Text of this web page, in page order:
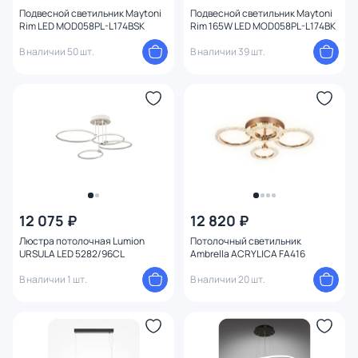
Подвесной светильник Maytoni
Rim LED MOD058PL-L174BSK
В наличии 50 шт.
Подвесной светильник Maytoni
Rim 165W LED MOD058PL-L174BK
В наличии 39 шт.
12 075 ₽
Люстра потолочная Lumion
URSULA LED 5282/96CL
В наличии 1 шт.
12 820 ₽
Потолочный светильник
Ambrella ACRYLICA FA416
В наличии 20 шт.
Тип помещения
Управление
без плафона
Форма плафона